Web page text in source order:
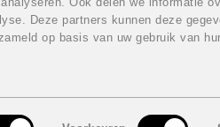
Deze partners kunnen deze
op basis van uw gebruik van